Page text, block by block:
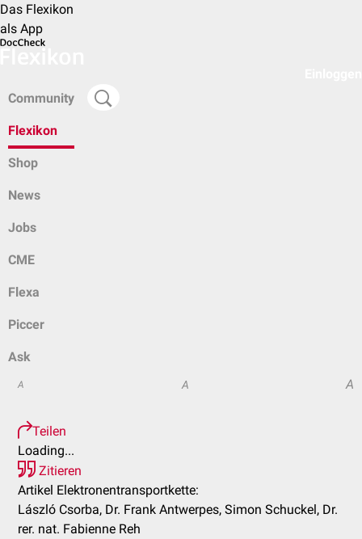
Das Flexikon
als App
Community
Flexikon
Shop
News
Jobs
CME
Flexa
Piccer
Ask
A A A
Teilen
Loading...
Zitieren
Artikel Elektronentransportkette:
László Csorba, Dr. Frank Antwerpes, Simon Schuckel, Dr.
rer. nat. Fabienne Reh